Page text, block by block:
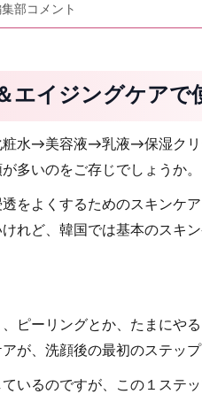
部コメント
エイジングケアで
粧水→美容液→乳液→保湿ク
多いのをご存じでしょうか。
をよくするためのスキンケ
れど、韓国では基本のスキ
ピーリングとか、たまにや
が、洗顔後の最初のステッ
いるのですが、この１ステ